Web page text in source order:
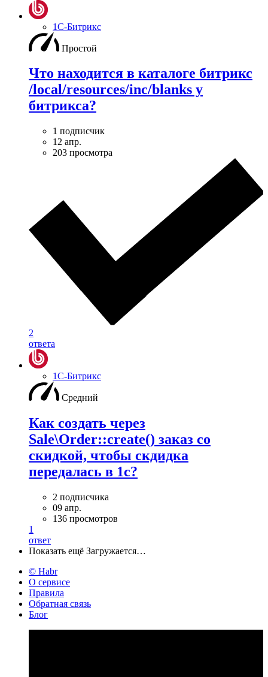
1С-Битрикс
Простой
Что находится в каталоге битрикс
/local/resources/inc/blanks у
битрикса?
1 подписчик
12 апр.
203 просмотра
2
ответа
1С-Битрикс
Средний
Как создать через
Sale\Order::create() заказ со
скидкой, чтобы скдидка
передалась в 1с?
2 подписчика
09 апр.
136 просмотров
1
ответ
Показать ещё Загружается…
© Habr
О сервисе
Правила
Обратная связь
Блог